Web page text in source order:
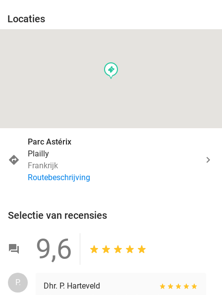
Locaties
events
Parc Astérix
Plailly
Frankrijk
Routebeschrijving
Selectie van recensies
9,6
P.
Dhr. P. Harteveld